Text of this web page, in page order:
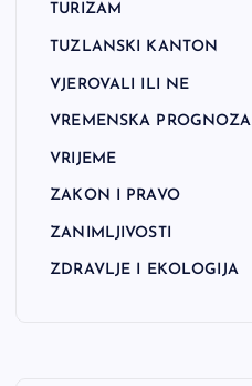
TURIZAM
TUZLANSKI KANTON
VJEROVALI ILI NE
VREMENSKA PROGNOZA
VRIJEME
ZAKON I PRAVO
ZANIMLJIVOSTI
ZDRAVLJE I EKOLOGIJA